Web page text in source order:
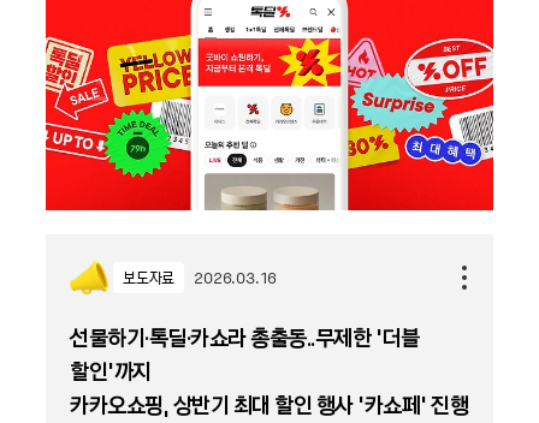
보도자료 2026.03.16
선물하기·톡딜·카쇼라 총출동..무제한 ‘더블
할인’까지
카카오쇼핑, 상반기 최대 할인 행사 ‘카쇼페’ 진행